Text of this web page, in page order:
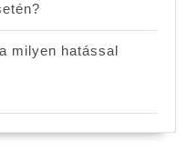
milyen hatással